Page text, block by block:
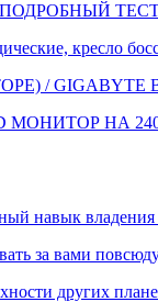
ПОДРОБНЫЙ
кресло
/ GIGABYTE
МОНИТОР НА
навык владения
за вами
других